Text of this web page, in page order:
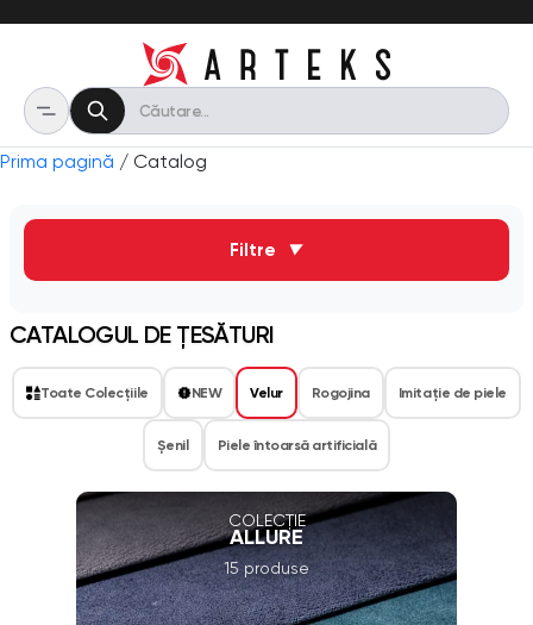
Prima pagină / Catalog
Filtre ▼
CATALOGUL DE ȚESĂTURI
Toate Colecțiile NEW Velur Rogojina Imitaţie de piele
Șenil Piele întoarsă artificială
COLECȚIE
ALLURE
15 produse